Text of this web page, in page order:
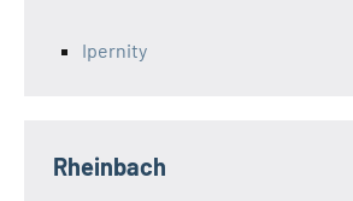
Ipernity
Rheinbach